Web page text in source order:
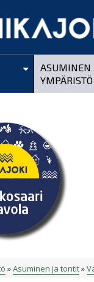
ASUMINEN
YMPÄRISTÖ
Asuminen ja tontit